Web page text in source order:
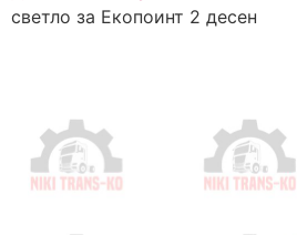
светло за Екопоинт 2 десен